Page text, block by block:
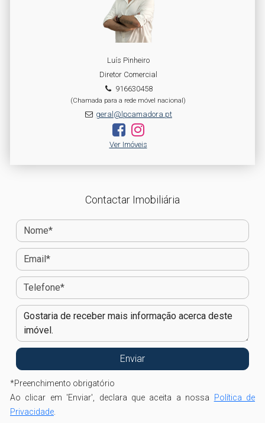
Luís Pinheiro
Diretor Comercial
916630458
(Chamada para a rede móvel nacional)
geral@lpcamadora.pt
Ver Imóveis
Contactar Imobiliária
*Preenchimento obrigatório
Ao clicar em 'Enviar', declara que aceita a nossa Política de
Privacidade